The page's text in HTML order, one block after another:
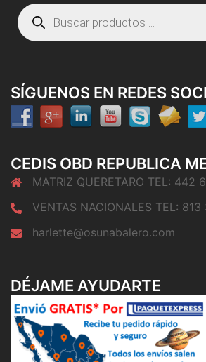
Búsqueda
de
productos
SÍGUENOS EN REDES
CEDIS OBD REPUBLICA
MATRIZ QUERETARO TEL: 442
VENTAS NACIONALES TEL:
harlette@osunabalero.com
DÉJAME AYUDARTE